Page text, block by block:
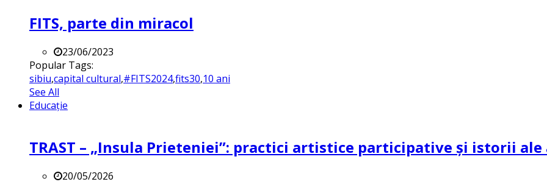
FITS, parte din miracol
23/06/2023
Popular Tags:
sibiu,capital cultural,#FITS2024,fits30,10 ani
See All
Educație
TRAST – „Insula Prieteniei”: practici artistice participative și istorii
20/05/2026